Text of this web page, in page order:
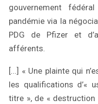
gouvernement
pandémie via la
PDG de Pfizer et
afférents.
[...] « Une plainte qui
les qualifications d’«
titre », de «